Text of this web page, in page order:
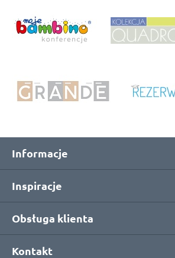
Informacje
Inspiracje
Obsługa klienta
Kontakt